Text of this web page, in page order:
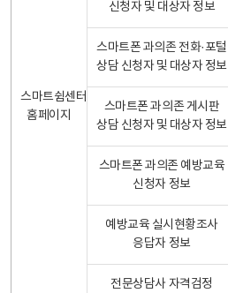
스마트쉼센터
홈페이지
신청자 및 대상자 정보
스마트폰 과의존 전화·포털
상담 신청자 및 대상자 정보
스마트폰 과의존 게시판
상담 신청자 및 대상자 정보
스마트폰 과의존 예방교육
신청자 정보
예방교육 실시현황조사
응답자 정보
전문상담사 자격검정